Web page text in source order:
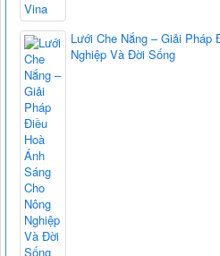
Lưới Che Nắng – Giải Pháp
Nghiệp Và Đời Sống